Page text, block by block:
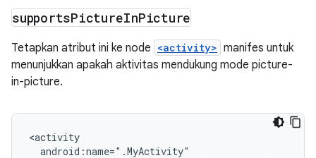
supportsPictureInPicture
Tetapkan atribut ini ke node <activity> manifes untuk
menunjukkan apakah aktivitas mendukung mode picture-
in-picture.